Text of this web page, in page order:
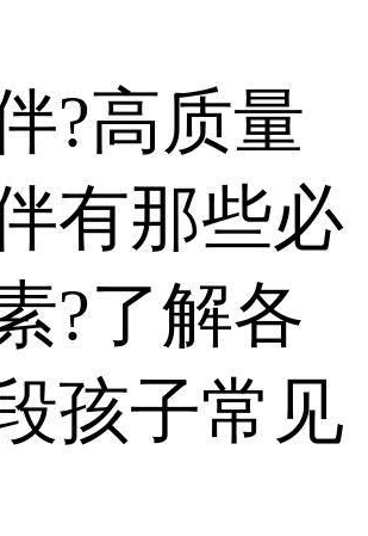
?高质量
有那些必
?了解各
孩子常见